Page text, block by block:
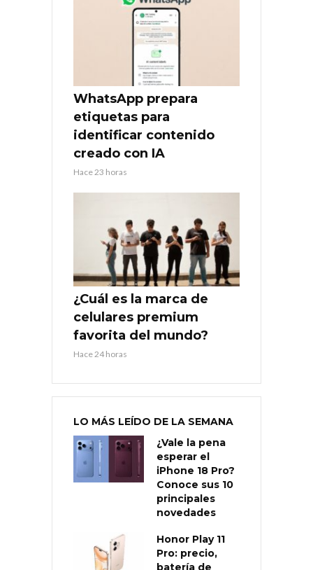
WhatsApp prepara
etiquetas para
identificar contenido
creado con IA
Hace 23 horas
¿Cuál es la marca de
celulares premium
favorita del mundo?
Hace 24 horas
LO MÁS LEÍDO DE LA SEMANA
¿Vale la pena
esperar el
iPhone 18 Pro?
Conoce sus 10
principales
novedades
Honor Play 11
Pro: precio,
batería de